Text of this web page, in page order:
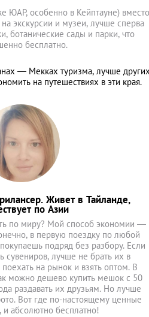
ЮАР, особенно в Кейптауне) вместо
экскурсии и музеи, лучше сперва
ботанические сады и парки, что
бесплатно.
— Мекках туризма, лучше
на путешествиях в эти края.
Живет в Тайланде,
по Азии
по миру? Мой способ экономии —
в первую поездку по любой
подряд без разбору. Если
сувениров, лучше не брать их в
на рынок и взять оптом. В
можно дешево купить мешок с 50
раздавать их друзьям. Но лучше
Вот где по-настоящему ценные
и абсолютно бесплатно!